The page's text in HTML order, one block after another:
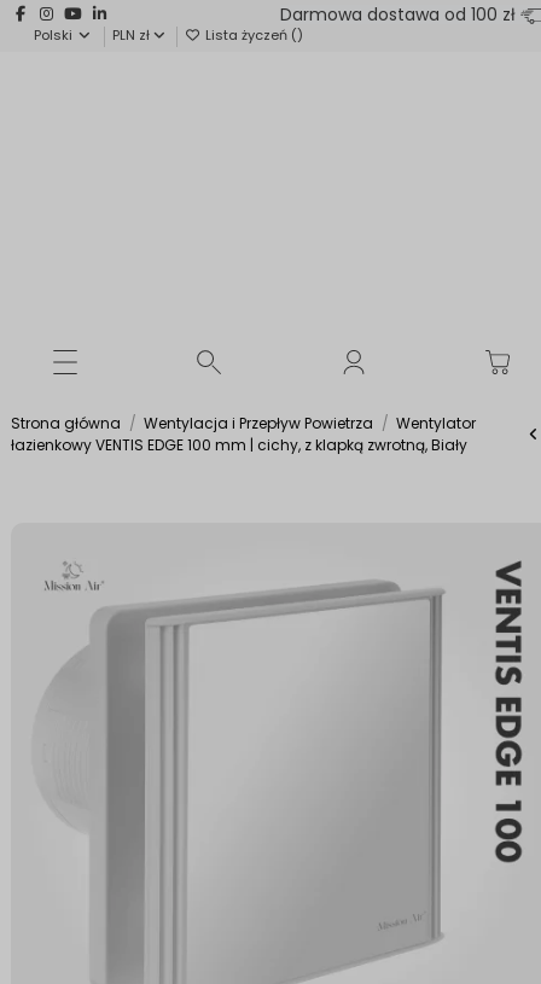
Darmowa dostawa od 100 zł
Polski PLN zł Lista życzeń ()
Strona główna Wentylacja i Przepływ Powietrza
Wentylator
łazienkowy VENTIS EDGE 100 mm | cichy, z klapką zwrotną, Biały